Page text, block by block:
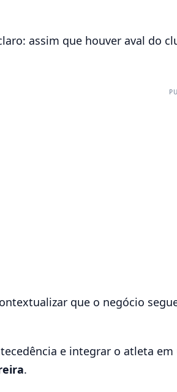
assim que houver aval do
que o negócio
e integrar o atleta
.